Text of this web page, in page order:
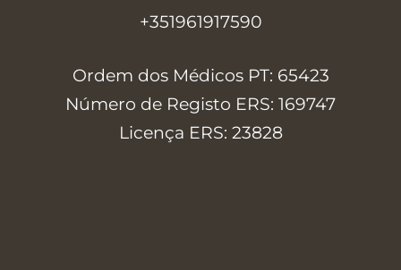
+351961917590
Ordem dos Médicos PT: 65423
Número de Registo ERS: 169747
Licença ERS: 23828